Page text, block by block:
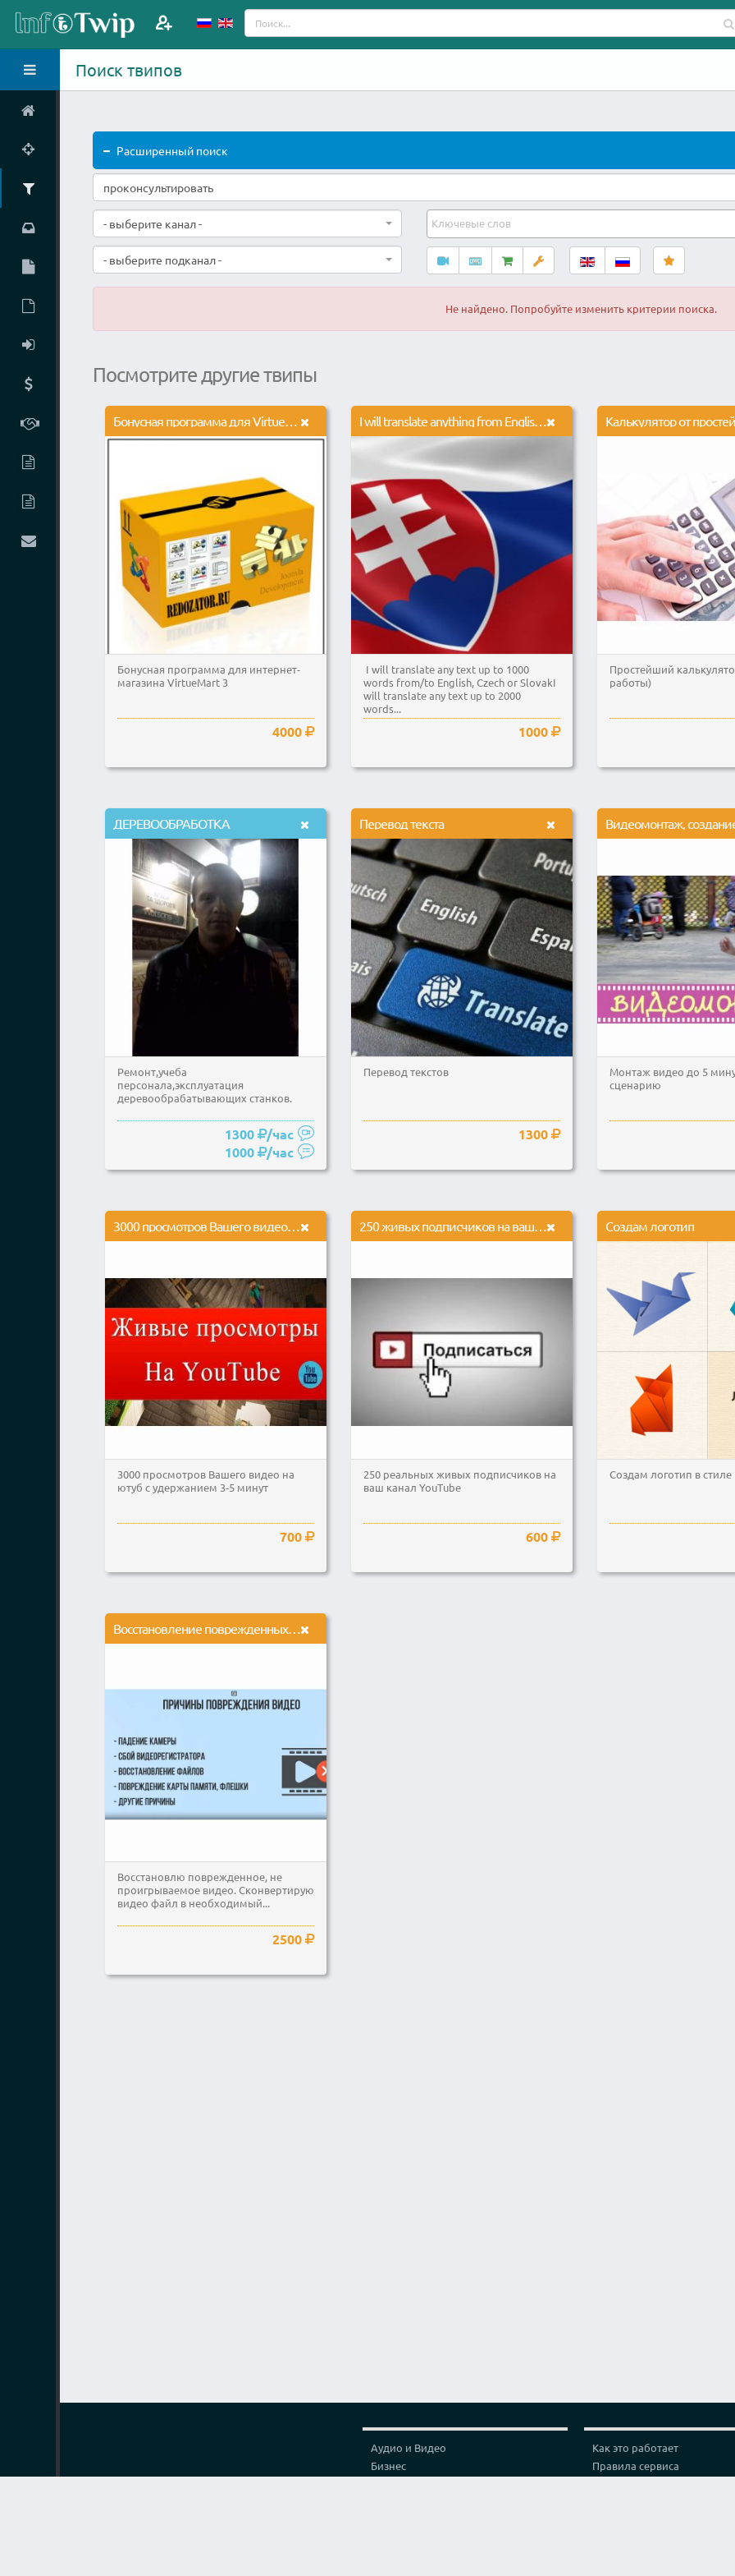
Поиск твипов
Расширенный поиск
- выберите канал -
- выберите подканал -
Не найдено. Попробуйте изменить критерии поиска.
Посмотрите другие твипы
Бонусная программа для VirtueMart 3
Бонусная программа для интернет-
магазина VirtueMart 3
4000
I will translate anything from English to Slovak or Czech and vice versa
I will translate any text up to 1000
words from/to English, Czech or SlovakI
will translate any text up to 2000
words...
1000
Простейший
работы)
ДЕРЕВООБРАБОТКА
Ремонт,учеба
персонала,эксплуатация
деревообрабатывающих станков.
1300
/час
1000
/час
Перевод текста
Перевод текстов
1300
Монтаж видео до 5
сценарию
3000 просмотров Вашего видео на ютуб с удержанием 3-5 минут
3000 просмотров Вашего видео на
ютуб с удержанием 3-5 минут
700
250 живых подписчиков на ваш канал YouTube
250 реальных живых подписчиков на
ваш канал YouTube
600
Создам логотип
Создам логотип в
Восстановление поврежденных, не проигрываемых видео файлов
Восстановлю поврежденное, не
проигрываемое видео. Сконвертирую
видео файл в необходимый...
2500
Как это работает
Правила сервиса
Аудио и Видео
Бизнес